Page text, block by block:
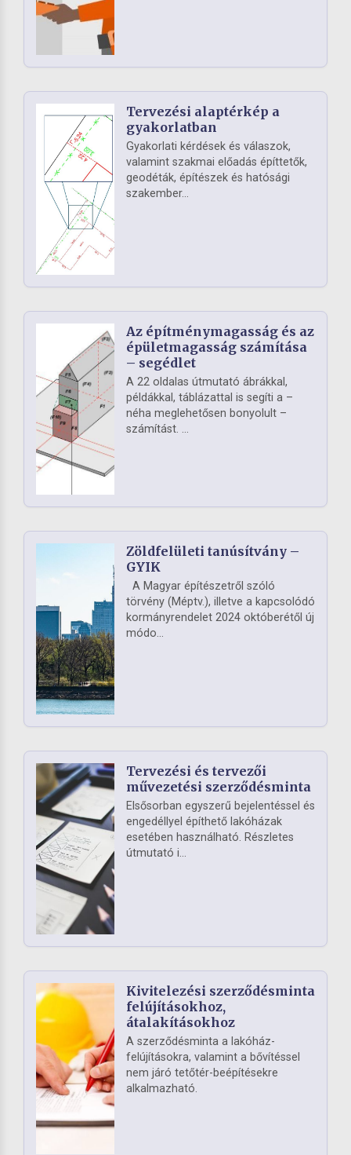
Tervezési alaptérkép a
gyakorlatban
Gyakorlati kérdések és válaszok,
valamint szakmai előadás építtetők,
geodéták, építészek és hatósági
szakember...
Az építménymagasság és az
épületmagasság számítása
– segédlet
A 22 oldalas útmutató ábrákkal,
példákkal, táblázattal is segíti a –
néha meglehetősen bonyolult –
számítást. ...
Zöldfelületi tanúsítvány –
GYIK
A Magyar építészetről szóló
törvény (Méptv.), illetve a kapcsolódó
kormányrendelet 2024 októberétől új
módo...
Tervezési és tervezői
művezetési szerződésminta
Elsősorban egyszerű bejelentéssel és
engedéllyel építhető lakóházak
esetében használható. Részletes
útmutató i...
Kivitelezési szerződésminta
felújításokhoz,
átalakításokhoz
A szerződésminta a lakóház-
felújításokra, valamint a bővítéssel
nem járó tetőtér-beépítésekre
alkalmazható.